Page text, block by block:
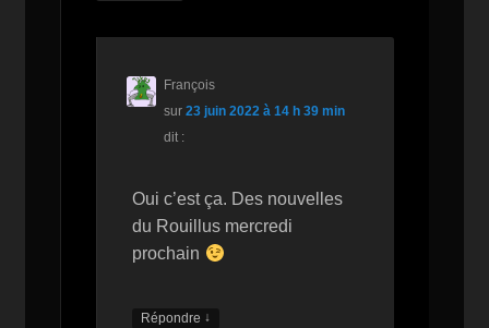
François
sur23 juin 2022 à 14 h 39 min
dit :
Oui c’est ça. Des nouvelles
du Rouillus mercredi
prochain
Répondre ↓